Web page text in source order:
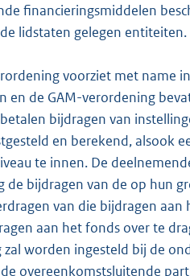
financieringsmiddelen
lidstaten gelegen entiteiten.
voorziet met name
en de GAM-verordening
bijdragen van
en berekend, alsook
te innen. De
de bijdragen van de op hun
van die bijdragen
aan het fonds over te
worden ingesteld bij de
overeenkomstsluitende